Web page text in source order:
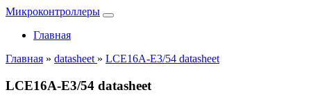
Микроконтроллеры
Главная
Главная » datasheet » LCE16A-E3/54 datasheet
LCE16A-E3/54 datasheet